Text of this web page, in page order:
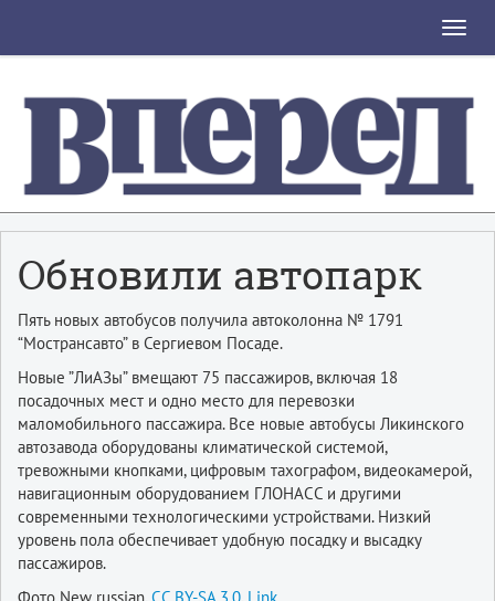
Toggle
Обновили автопарк
Пять новых автобусов получила автоколонна № 1791
“Мострансавто” в Сергиевом Посаде.
Новые ”ЛиАЗы” вмещают 75 пассажиров, включая 18
посадочных мест и одно место для перевозки
маломобильного пассажира. Все новые автобусы Ликинского
автозавода оборудованы климатической системой,
тревожными кнопками, цифровым тахографом, видеокамерой,
навигационным оборудованием ГЛОНАСС и другими
современными технологическими устройствами. Низкий
уровень пола обеспечивает удобную посадку и высадку
пассажиров.